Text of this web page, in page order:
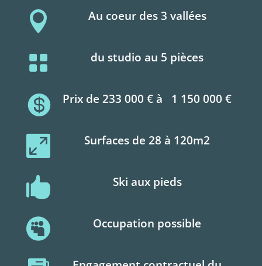
 Au coeur des 3 vallées
 du studio au 5 pièces
 Prix de 233 000 € à 1 150 000 €
 Surfaces de 28 à 120m2
 Ski aux pieds
 Occupation possible